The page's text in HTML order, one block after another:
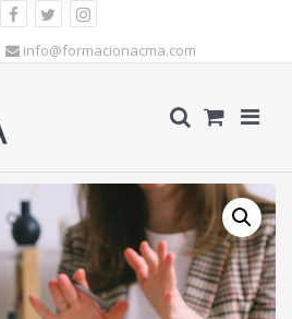
info@formacionacma.com